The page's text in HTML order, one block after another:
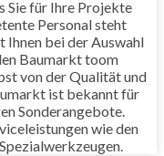
Sie für Ihre Projekte
Personal steht
Ihnen bei der Auswahl
Baumarkt toom
von der Qualität und
ist bekannt für
Sonderangebote.
wie den